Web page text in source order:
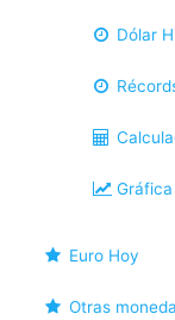
Dólar
Gráfica
Euro Hoy
Otras